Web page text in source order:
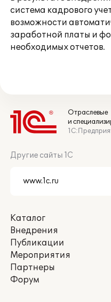
система кадрового
возможности
заработной платы и
необходимых отчетов.
Отраслевые
и
Другие сайты 1С
Каталог
Внедрения
Публикации
Мероприятия
Партнеры
Форум